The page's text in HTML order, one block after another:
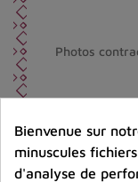
Photos
Port offert dès
Bienvenue sur
minuscules
d'analyse de